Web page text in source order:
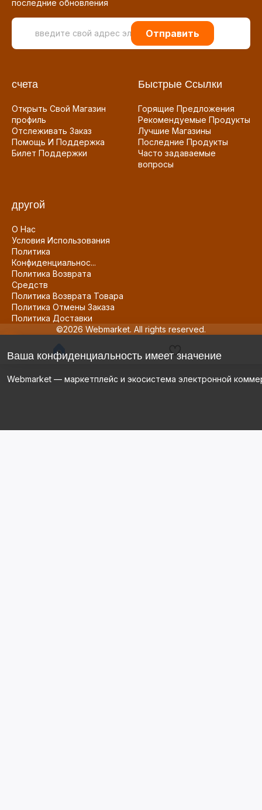
последние обновления
Отправить
счета
Открыть Свой Магазин
профиль
Отслеживать Заказ
Помощь И Поддержка
Билет Поддержки
Быстрые Ссылки
Горящие Предложения
Рекомендуемые Продукты
Лучшие Магазины
Последние Продукты
Часто задаваемые
вопросы
другой
О Нас
Условия Использования
Политика
Конфиденциальнос...
Политика Возврата
Средств
Политика Возврата Товара
Политика Отмены Заказа
Политика Доставки
©2026 Webmarket. All rights reserved.
Ваша конфиденциальность имеет значение
Webmarket — маркетплейс и экосистема электронной